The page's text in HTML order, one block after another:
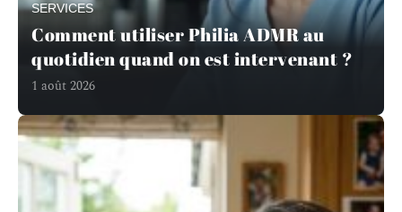
SERVICES
Comment utiliser Philia ADMR au
quotidien quand on est intervenant ?
1 août 2026
En savoir plus